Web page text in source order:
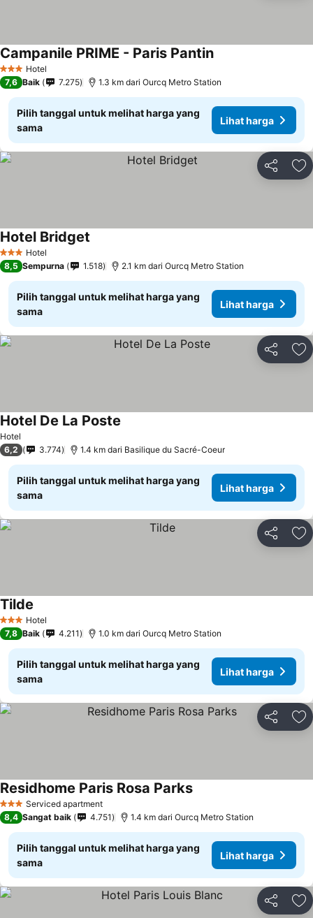
3 BintangHotel
Campanile PRIME - Paris PantinLihat harga
7,6 Baik 7.275 1.3 km dari Ourcq Metro Station
Pilih tanggal untuk melihat harga yang
sama
Lihat harga
Bagikan
3 BintangHotel
Hotel Bridget
8,5 Sempurna 1.518 2.1 km dari Ourcq Metro Station
Pilih tanggal untuk melihat harga yang
sama
Lihat harga
Bagikan
Hotel
Hotel De La Poste
6,2 3.774 1.4 km dari Basilique du Sacré-Coeur
Pilih tanggal untuk melihat harga yang
sama
Lihat harga
Bagikan
3 BintangHotel
Tilde
7,8 Baik 4.211 1.0 km dari Ourcq Metro Station
Pilih tanggal untuk melihat harga yang
sama
Lihat harga
Bagikan
3 BintangServiced apartment
Residhome Paris Rosa ParksLihat harga
8,4 Sangat baik 4.751 1.4 km dari Ourcq Metro Station
Pilih tanggal untuk melihat harga yang
sama
Lihat harga
Bagikan